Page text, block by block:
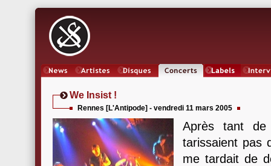
We Insist !
Rennes [L'Antipode] - vendredi 11 mars 2005
Après tant
tarissaient pas
me tardait de